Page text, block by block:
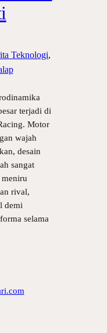
Teknologi
terjadi di
Motor
wajah
desain
sangat
rival,
demi
selama